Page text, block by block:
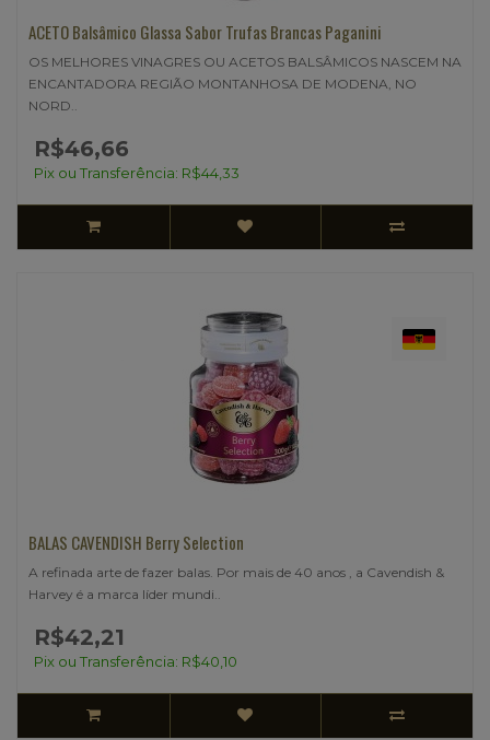
ACETO Balsâmico Glassa Sabor Trufas Brancas Paganini
OS MELHORES VINAGRES OU ACETOS BALSÂMICOS NASCEM NA
ENCANTADORA REGIÃO MONTANHOSA DE MODENA, NO
NORD..
R$46,66
Pix ou Transferência: R$44,33
BALAS CAVENDISH Berry Selection
A refinada arte de fazer balas. Por mais de 40 anos , a Cavendish &
Harvey é a marca líder mundi..
R$42,21
Pix ou Transferência: R$40,10